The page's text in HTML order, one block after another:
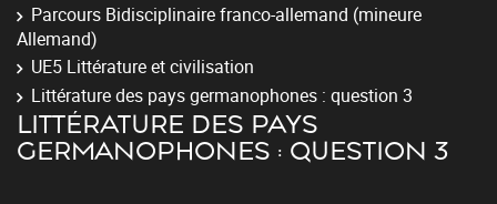
Parcours Bidisciplinaire franco-allemand (mineure
Allemand)
UE5 Littérature et civilisation
Littérature des pays germanophones : question 3
LITTÉRATURE DES PAYS
GERMANOPHONES : QUESTION 3